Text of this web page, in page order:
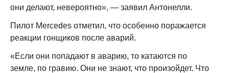
они делают, невероятно», — заявил Антонелли.
Пилот Mercedes отметил, что особенно поражается
реакции гонщиков после аварий.
«Если они попадают в аварию, то катаются по
земле, по гравию. Они не знают, что произойдет. Что